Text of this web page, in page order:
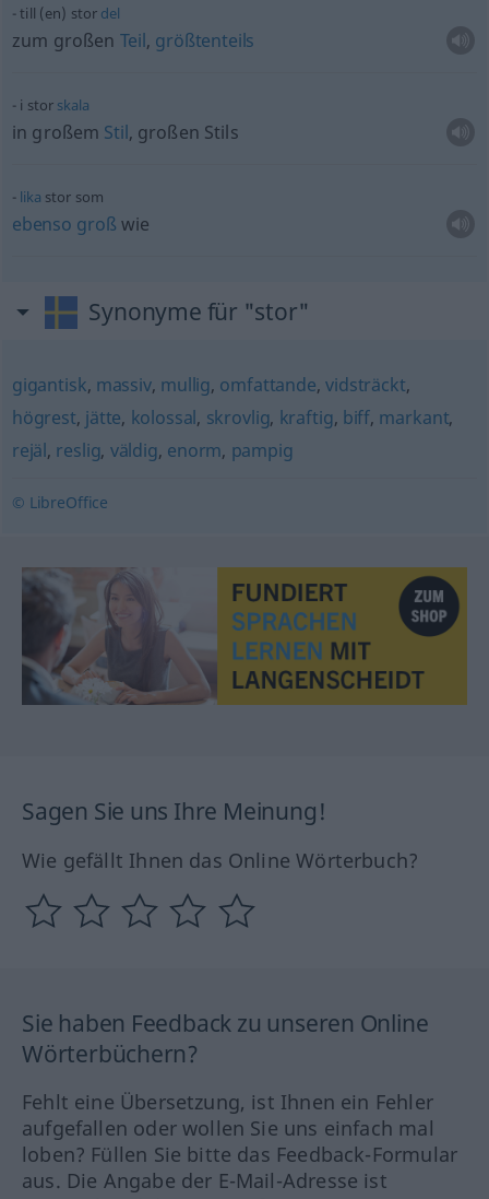
till (en) stor del
zum großen Teil, größtenteils
i stor skala
in großem Stil, großen Stils
lika stor som
ebenso groß wie
Synonyme für "stor"
gigantisk, massiv, mullig, omfattande,vidsträckt,
högrest, jätte, kolossal, skrovlig, kraftig, biff, markant,
rejäl, reslig, väldig, enorm, pampig
© LibreOffice
Sagen Sie uns Ihre Meinung!
Wie gefällt Ihnen das Online Wörterbuch?
Sie haben Feedback zu unseren Online
Wörterbüchern?
Fehlt eine Übersetzung, ist Ihnen ein Fehler
aufgefallen oder wollen Sie uns einfach mal
loben? Füllen Sie bitte das Feedback-Formular
aus. Die Angabe der E-Mail-Adresse ist